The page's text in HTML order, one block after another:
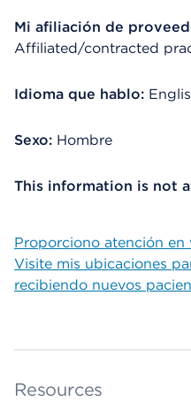
Mi afiliación de
Affiliated/contracted
Idioma que hablo:
Sexo: Hombre
This information is not
Proporciono atención en
Visite mis ubicaciones
recibiendo nuevos
Resources